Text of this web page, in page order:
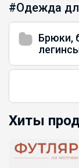
#Одежда
Брюки,
Хиты